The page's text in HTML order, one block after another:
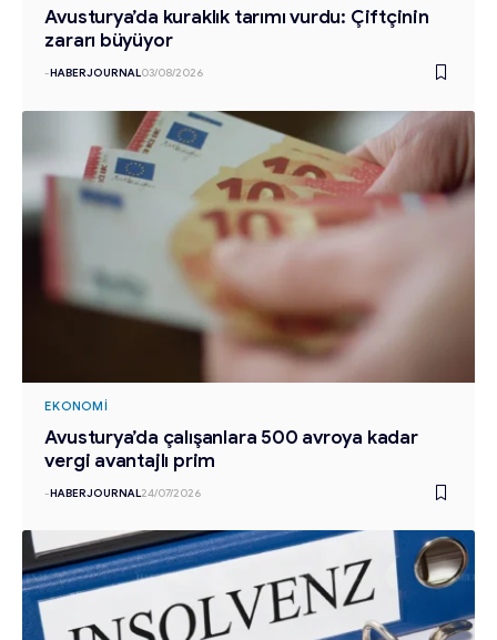
Avusturya’da kuraklık tarımı vurdu: Çiftçinin
zararı büyüyor
-HABERJOURNAL03/08/2026
EKONOMI
Avusturya’da çalışanlara 500 avroya kadar
vergi avantajlı prim
-HABERJOURNAL24/07/2026